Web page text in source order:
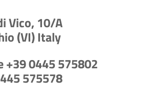
Vico, 10/A
(VI) Italy
+390445 575802
575578